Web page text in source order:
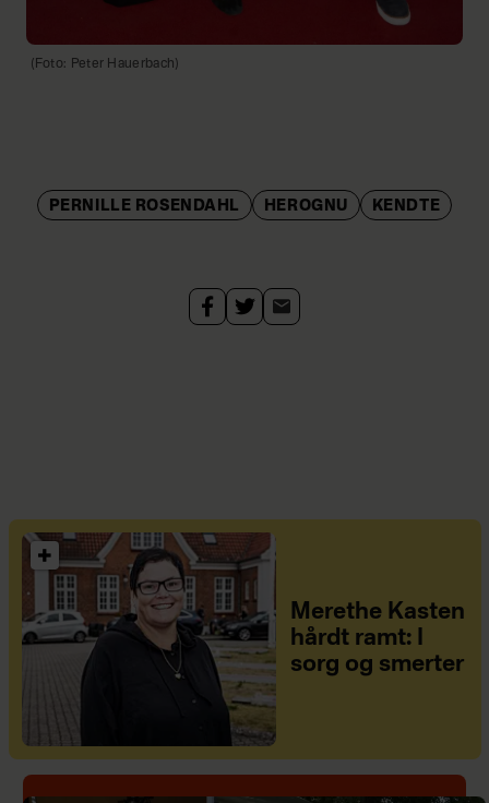
(Foto: Peter Hauerbach)
PERNILLE ROSENDAHL HEROGNU KENDTE
Merethe Kasten
hårdt ramt: I
sorg og smerter